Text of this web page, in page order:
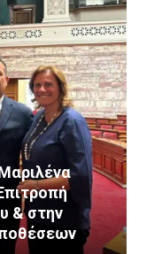
& στην